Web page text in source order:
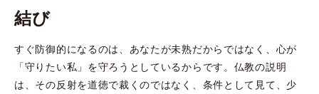
結び
すぐ防御的になるのは、あなたが未熟だからではなく、心が
「守りたい私」を守ろうとしているからです。仏教の説明
は、その反射を道徳で裁くのではなく、条件として見て、少